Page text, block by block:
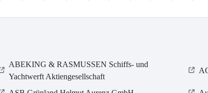
ABEKING & RASMUSSEN Schiffs- und
Yachtwerft Aktiengesellschaft